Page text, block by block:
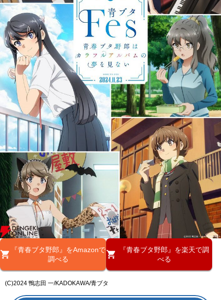
『青春ブタ野郎』をAmazonで
調べる
『青春ブタ野郎』を楽天で調
べる
(C)2024 鴨志田 一/KADOKAWA/青ブタ